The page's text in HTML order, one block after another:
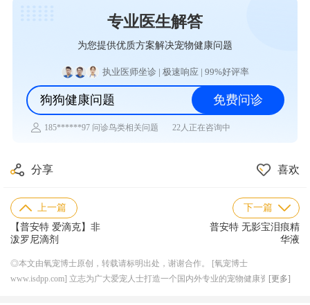
专业医生解答
为您提供优质方案解决宠物健康问题
执业医师坐诊 | 极速响应 | 99%好评率
狗狗健康问题 免费问诊
185******97 问诊鸟类相关问题
185******45 问诊兔子相关问题
137******83 问诊水族相关问题
176******71 问诊异宠相关问题
157******16 问诊狗狗相关问题
22人正在咨询中
分享 喜欢
上一篇
【普安特 爱滴克】非
泼罗尼滴剂
下一篇
普安特 无影宝泪痕精
华液
◎本文由氧宠博士原创，转载请标明出处，谢谢合作。 [氧宠博士
www.isdpp.com] 立志为广大爱宠人士打造一个国内外专业的宠物健康资讯平
[更多]